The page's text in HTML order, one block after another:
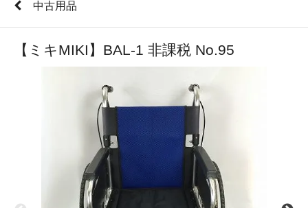
中古用品
【ミキMIKI】BAL-1 非課税 No.95